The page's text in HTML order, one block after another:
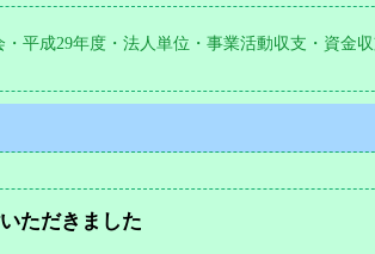
平成29年度・法人単位・事業活動収支・資金
ただきました